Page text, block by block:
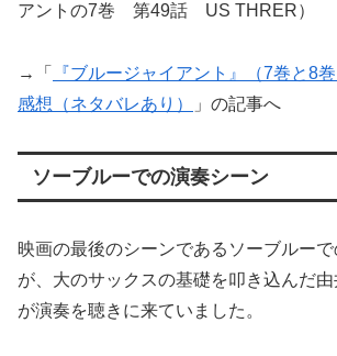
アントの7巻 第49話 US THRER）
→「
『ブルージャイアント』（7巻と8
感想（ネタバレあり）
」の記事へ
ソーブルーでの演奏シーン
映画の最後のシーンであるソーブルー
が、大のサックスの基礎を叩き込んだ
が演奏を聴きに来ていました。